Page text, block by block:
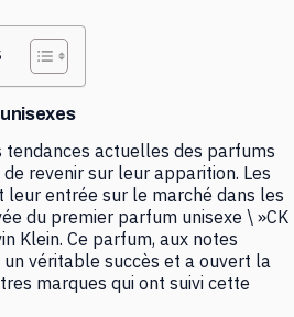
actuelles des parfums
revenir sur leur apparition. Les
leur entrée sur le marché dans les
du premier parfum unisexe \ »CK
Klein. Ce parfum, aux notes
véritable succès et a ouvert la
marques qui ont suivi cette